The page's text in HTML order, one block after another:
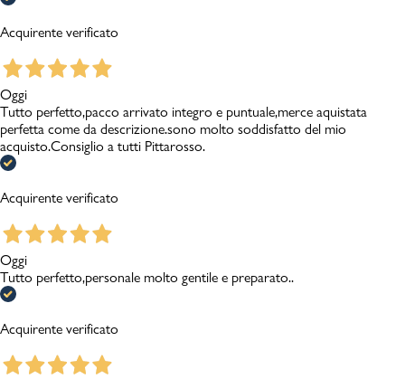
Acquirente verificato
Oggi
Tutto perfetto,pacco arrivato integro e puntuale,merce aquistata
perfetta come da descrizione.sono molto soddisfatto del mio
acquisto.Consiglio a tutti Pittarosso.
Acquirente verificato
Oggi
Tutto perfetto,personale molto gentile e preparato..
Acquirente verificato